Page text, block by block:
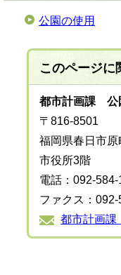
公園の使用
このページに
都市計画課 公
〒816-8501
福岡県春日市原
市役所3階
電話：092-584-
ファクス：
都市計画